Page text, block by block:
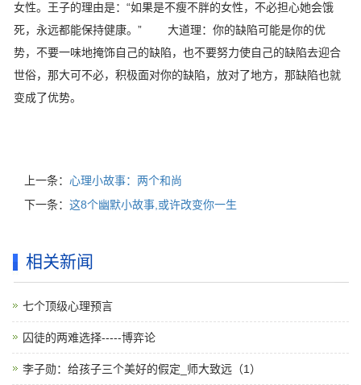
女性。王子的理由是：“如果是不瘦不胖的女性，不必担心她会饿
死，永远都能保持健康。” 大道理：你的缺陷可能是你的优
势，不要一味地掩饰自己的缺陷，也不要努力使自己的缺陷去迎合
世俗，那大可不必，积极面对你的缺陷，放对了地方，那缺陷也就
变成了优势。
上一条： 心理小故事：两个和尚
下一条： 这8个幽默小故事,或许改变你一生
相关新闻
七个顶级心理预言
囚徒的两难选择-----博弈论
李子勋：给孩子三个美好的假定_师大致远（1）